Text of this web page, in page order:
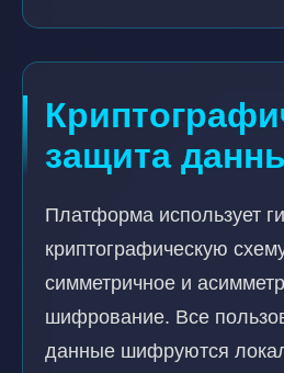
защита
Платформа использует
криптографическую
симметричное и
шифрование. Все
данные шифруются